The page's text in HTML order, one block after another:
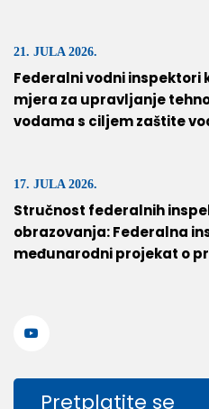
21. JULA 2026.
Federalni vodni
mjera za upravljanje
vodama s ciljem zaštite
17. JULA 2026.
Stručnost federalnih
obrazovanja: Federalna
međunarodni projekat o
Pretplatite se